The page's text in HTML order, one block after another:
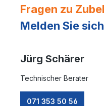
Fragen zu
Melden Sie
Jürg Schärer
Technischer Berater
071 353 50 56